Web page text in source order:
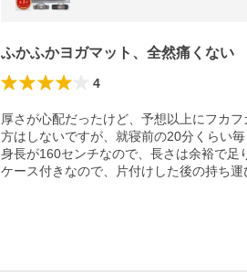
ふかふかヨガマット、全然痛くない
4
厚さが心配だったけど、予想以上にフカ
方はしないですが、就寝前の20分くらい毎
身長が160センチなので、長さは余裕で足
ケース付きなので、片付けした後の持ち運